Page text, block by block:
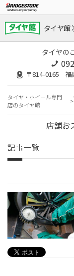
タイヤ館
タイヤの
〒814-0165 福
タイヤ・ホイール専門
店のタイヤ館
店舗お
記事一覧